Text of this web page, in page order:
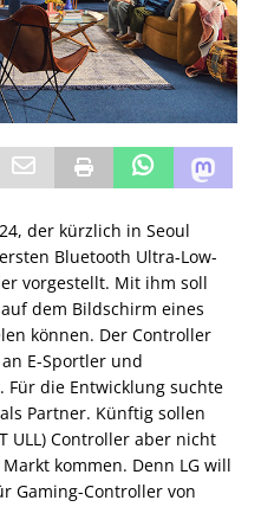
der kürzlich in Seoul
Bluetooth Ultra-Low-
vorgestellt. Mit ihm soll
dem Bildschirm eines
können. Der Controller
E-Sportler und
die Entwicklung suchte
Partner. Künftig sollen
ULL) Controller aber nicht
kommen. Denn LG will
Gaming-Controller von